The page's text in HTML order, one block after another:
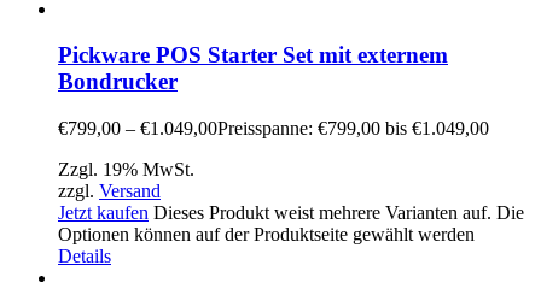
Pickware POS Starter Set mit externem
Bondrucker
€799,00 – €1.049,00Preisspanne: €799,00 bis €1.049,00
Zzgl. 19% MwSt.
zzgl. Versand
Jetzt kaufen Dieses Produkt weist mehrere Varianten auf. Die
Optionen können auf der Produktseite gewählt werden
Details